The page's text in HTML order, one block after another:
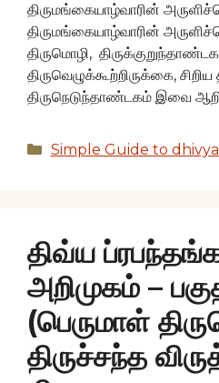
திருமங்கையாழ்வாரின்
திருமங்கையாழ்வாரின்
திருமொழி,
திருவெழுக்கூற்றிருக்கை, சிறிய
திருநெடுந்தாண்டகம் இவை
Categories
Simple Guide to
திவ்ய
அறிமுகம் –
(பெருமாள்
திருச்சந்த